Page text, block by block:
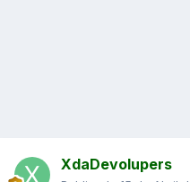
XdaDevolupers